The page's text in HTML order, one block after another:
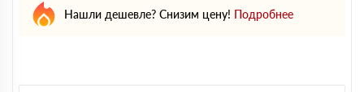
Нашли дешевле? Снизим цену! Подробнее